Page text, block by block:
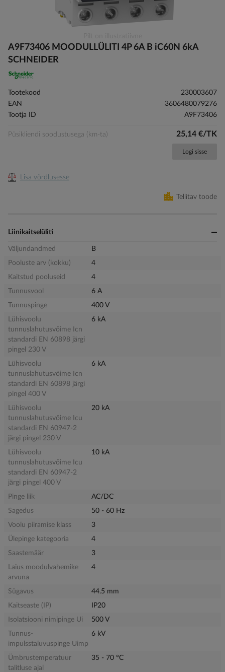
to
the
of
images
gallery
A9F73406 MOODULLÜLITI 4P 6A B iC60N 6kA
SCHNEIDER
Tootekood
230003607
EAN
3606480079276
Tootja ID
A9F73406
Püsikliendi soodustusega (km-ta) 25,14 €/TK
Logi sisse
Lisa võrdlusesse
Tellitav toode
Liinikaitselüliti
Väljundandmed
B
Pooluste arv (kokku)
4
Kaitstud pooluseid
4
Tunnusvool
6 A
Tunnuspinge
400 V
Lühisvoolu
tunnuslahutusvõime Icn
standardi EN 60898 järgi
pingel 230 V
6 kA
Lühisvoolu
tunnuslahutusvõime Icn
standardi EN 60898 järgi
pingel 400 V
6 kA
Lühisvoolu
tunnuslahutusvõime Icu
standardi EN 60947-2
järgi pingel 230 V
20 kA
Lühisvoolu
tunnuslahutusvõime Icu
standardi EN 60947-2
järgi pingel 400 V
10 kA
Pinge liik
AC/DC
Sagedus
50 - 60 Hz
Voolu piiramise klass
3
Ülepinge kategooria
4
Saastemäär
3
Laius moodulvahemike
arvuna
4
Sügavus
44.5 mm
Kaitseaste (IP)
IP20
Isolatsiooni nimipinge Ui
500 V
Tunnus-
impulsstaluvuspinge Uimp
6 kV
Ümbrustemperatuur
talitluse ajal
35 - 70 °C